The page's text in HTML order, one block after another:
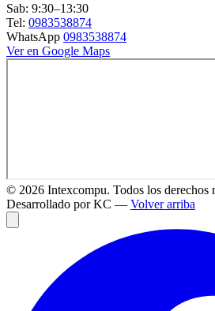
Sab: 9:30–13:30
Tel: 0983538874
WhatsApp 0983538874
Ver en Google Maps
© 2026 Intexcompu. Todos los derechos
Desarrollado por KC — Volver arriba